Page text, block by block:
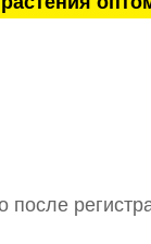
после